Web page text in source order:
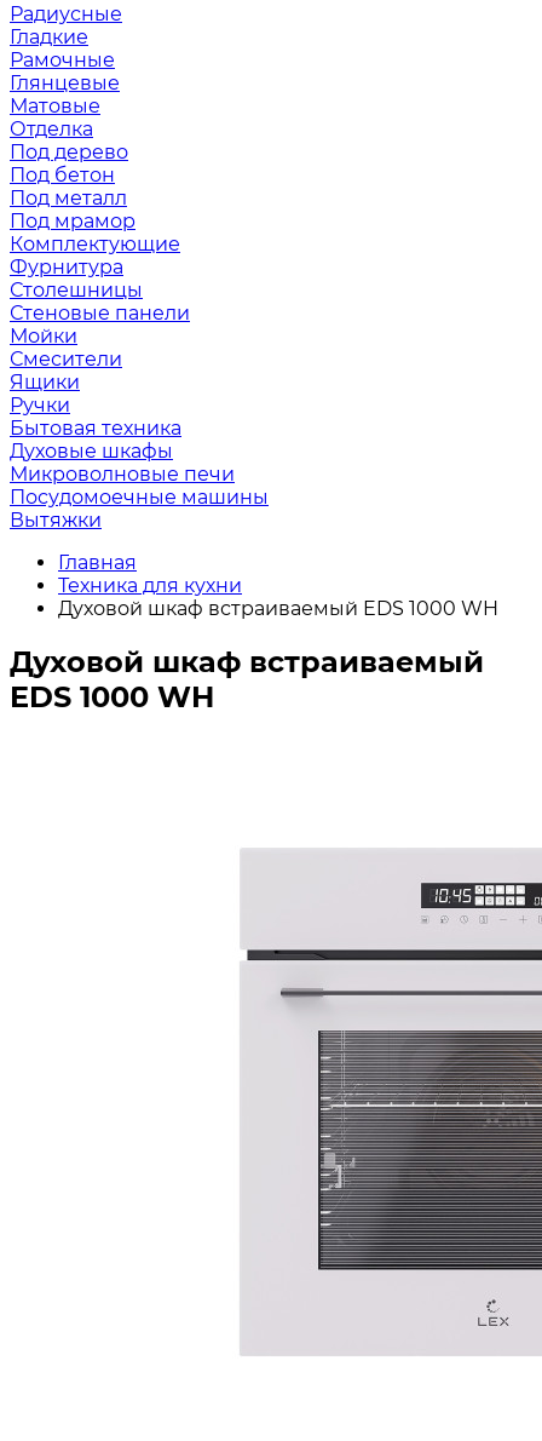
Радиусные
Гладкие
Рамочные
Глянцевые
Матовые
Отделка
Под дерево
Под бетон
Под металл
Под мрамор
Комплектующие
Фурнитура
Столешницы
Стеновые панели
Мойки
Смесители
Ящики
Ручки
Бытовая техника
Духовые шкафы
Микроволновые печи
Посудомоечные машины
Вытяжки
Главная
Техника для кухни
Духовой шкаф встраиваемый EDS 1000 WH
Духовой шкаф встраиваемый
EDS 1000 WH